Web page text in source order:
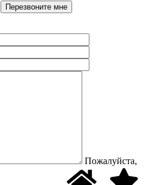
Пожалуйста,